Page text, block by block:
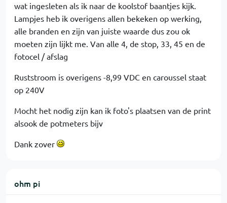
wat ingesleten als ik naar de koolstof baantjes kijk.
Lampjes heb ik overigens allen bekeken op werking,
alle branden en zijn van juiste waarde dus zou ok
moeten zijn lijkt me. Van alle 4, de stop, 33, 45 en de
fotocel / afslag
Ruststroom is overigens -8,99 VDC en caroussel staat
op 240V
Mocht het nodig zijn kan ik foto's plaatsen van de print
alsook de potmeters bijv
Dank zover
ohm pi